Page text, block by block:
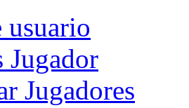
Jugador
Jugadores